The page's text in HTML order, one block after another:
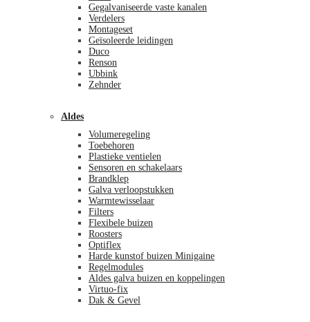
Gegalvaniseerde vaste kanalen
Verdelers
Montageset
Geïsoleerde leidingen
Duco
Renson
Ubbink
Zehnder
Aldes
Volumeregeling
Toebehoren
Plastieke ventielen
Sensoren en schakelaars
Brandklep
Galva verloopstukken
Warmtewisselaar
Filters
Flexibele buizen
Roosters
Optiflex
Harde kunstof buizen Minigaine
Regelmodules
Aldes galva buizen en koppelingen
Virtuo-fix
Dak & Gevel